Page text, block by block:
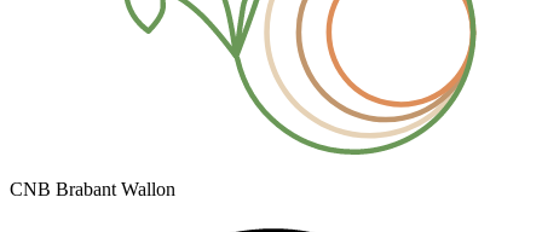
CNB Brabant Wallon